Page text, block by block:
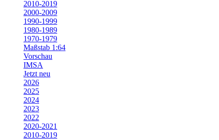
2010-2019
2000-2009
1990-1999
1980-1989
1970-1979
Maßstab 1:64
Vorschau
IMSA
Jetzt neu
2026
2025
2024
2023
2022
2020-2021
2010-2019